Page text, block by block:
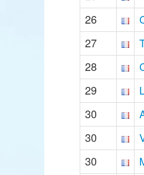
26
27
28
29
30
30
30